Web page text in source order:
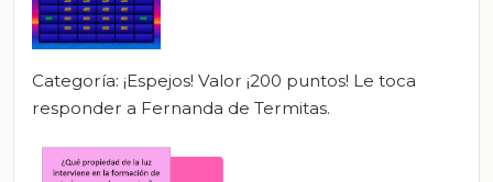
Categoría: ¡Espejos! Valor ¡200 puntos! Le toca
responder a Fernanda de Termitas.